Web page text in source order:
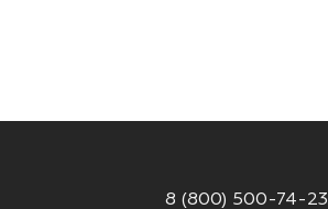
8 (800) 500-74-23